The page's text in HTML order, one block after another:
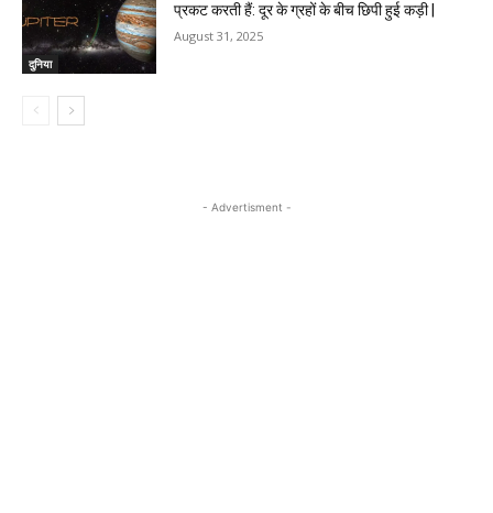
दुनिया
प्रकट करती हैं: दूर के ग्रहों के बीच छिपी हुई कड़ी |
August 31, 2025
- Advertisment -